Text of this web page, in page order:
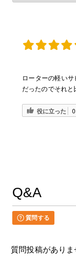
ローターの軽い
だったのでそれと
役に立った 0
Q&A
質問する
質問投稿があり